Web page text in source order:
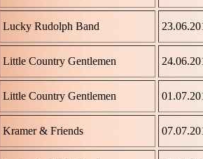
Lucky Rudolph Band
Little Country Gentlemen
Little Country Gentlemen
Kramer & Friends